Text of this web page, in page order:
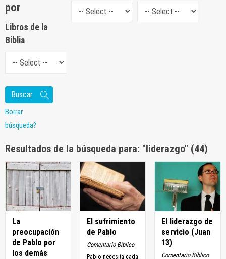
por
Libros de la
Biblia
Borrar
búsqueda?
Resultados de la búsqueda para: "liderazgo" (44)
La
preocupación
de Pablo por
los demás
El sufrimiento
de Pablo
Comentario Bíblico
Pablo necesita cada
El liderazgo de
servicio (Juan
13)
Comentario Bíblico